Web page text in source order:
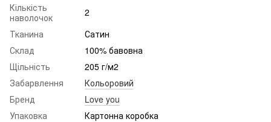
Кількість
наволочок
2
Тканина
Сатин
Склад
100% бавовна
Щільність
205 г/м2
Забарвлення
Кольоровий
Бренд
Love you
Упаковка
Картонна коробка